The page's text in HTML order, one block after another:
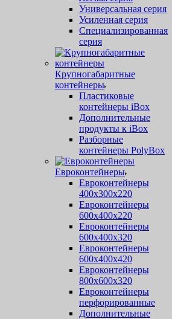
Универсальная серия
Усиленная серия
Специализированная
серия
Крупногабаритные
контейнеры
Пластиковые
контейнеры iBox
Дополнительные
продукты к iBox
Разборные
контейнеры PolyBox
Евроконтейнеры
Евроконтейнеры
400х300х220
Евроконтейнеры
600х400х220
Евроконтейнеры
600х400х320
Евроконтейнеры
600х400х420
Евроконтейнеры
800х600х320
Евроконтейнеры
перфорированные
Дополнительные